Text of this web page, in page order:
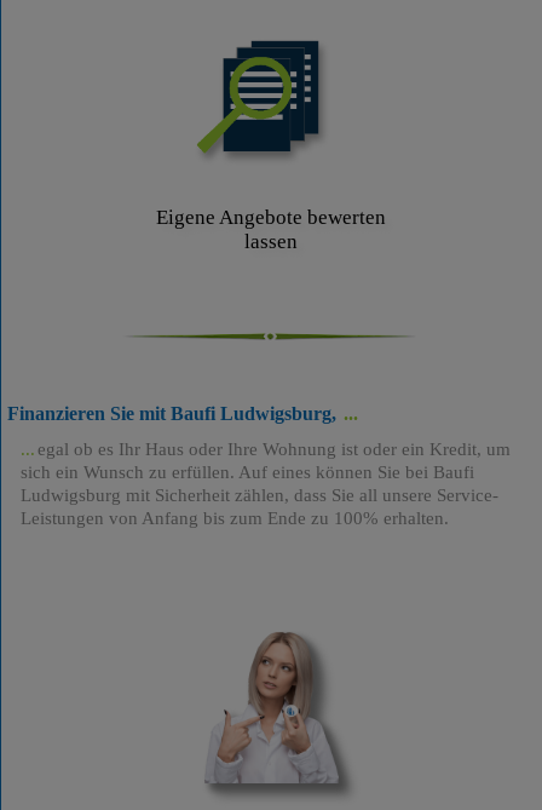
Eigene Angebote bewerten
lassen
Finanzieren Sie mit Baufi Ludwigsburg,
egal ob es Ihr Haus oder Ihre Wohnung ist oder ein Kredit, um
sich ein Wunsch zu erfüllen. Auf eines können Sie bei Baufi
Ludwigsburg mit Sicherheit zählen, dass Sie all unsere Service-
Leistungen von Anfang bis zum Ende zu 100% erhalten.